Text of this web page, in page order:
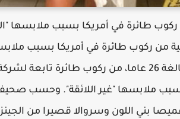
طائرة في أمريكا بسبب ملابسها
من ركوب طائرة في أمريكا بسبب
الأجسام التركية، دنيز سايبينار، البالغة 26 عاما، من
بني اللون وسروالا قصيرا من